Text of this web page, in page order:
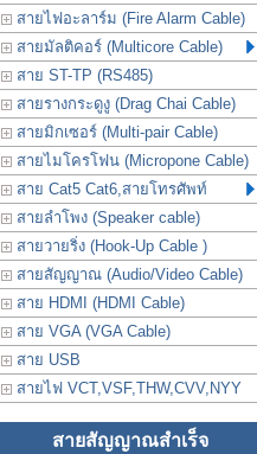
สายไฟอะลาร์ม (Fire Alarm Cable)
สายมัลติคอร์ (Multicore Cable)
สาย ST-TP (RS485)
สายรางกระดูงู (Drag Chai Cable)
สายมิกเซอร์ (Multi-pair Cable)
สายไมโครโฟน (Micropone Cable)
สาย Cat5 Cat6,สายโทรศัพท์
สายลำโพง (Speaker cable)
สายวายริ่ง (Hook-Up Cable )
สายสัญญาณ (Audio/Video Cable)
สาย HDMI (HDMI Cable)
สาย VGA (VGA Cable)
สาย USB
สายไฟ VCT,VSF,THW,CVV,NYY
สายสัญญาณสำเร็จ